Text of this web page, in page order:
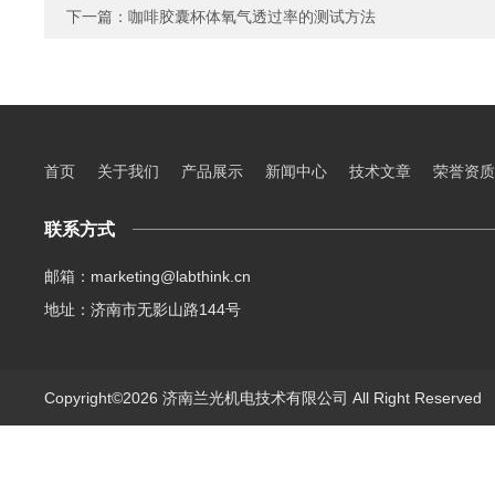
下一篇： 咖啡胶囊杯体氧气透过率的测试方法
首页 关于我们 产品展示 新闻中心 技术文章 荣誉资质
联系方式
邮箱：marketing@labthink.cn
地址：济南市无影山路144号
Copyright©2026 济南兰光机电技术有限公司 All Right